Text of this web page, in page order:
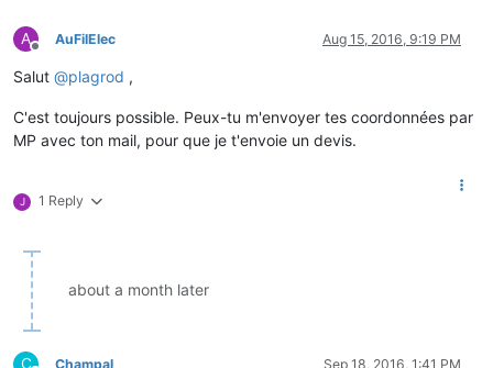
A
Offline
AuFilElec Aug 15, 2016, 9:19 PM
Salut @plagrod ,
C'est toujours possible. Peux-tu m'envoyer tes coordonnées par
MP avec ton mail, pour que je t'envoie un devis.
J 1 Reply
about a month later
C Champal Sep 18, 2016, 1:41 PM